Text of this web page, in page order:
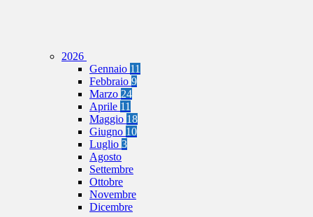
2026
Gennaio 11
Febbraio 9
Marzo 24
Aprile 11
Maggio 18
Giugno 10
Luglio 3
Agosto
Settembre
Ottobre
Novembre
Dicembre